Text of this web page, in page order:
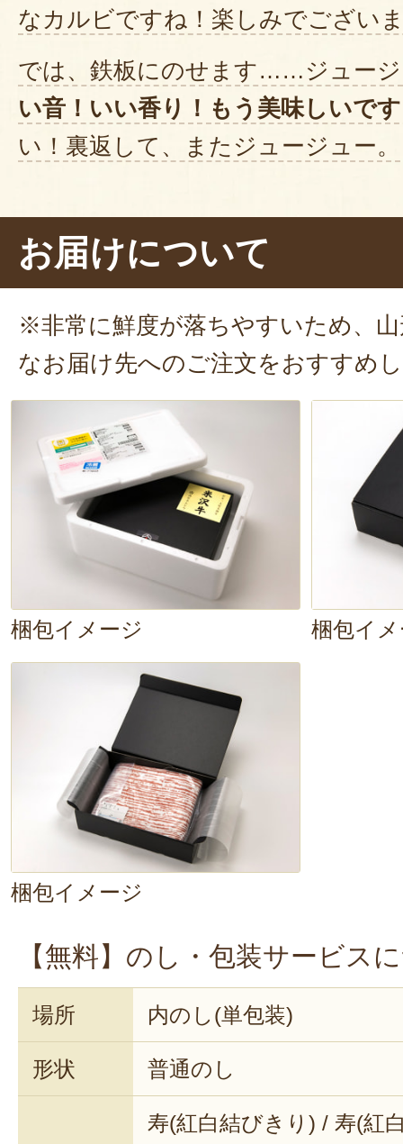
なカルビですね！楽しみでござい
では、鉄板にのせます……ジュー
い音！いい香り！もう美味しいです
い！裏返して、またジュージュー。
は、いただきます。パク。うーん
くて、ジューシーですね。分厚く
点。 旨味が濃厚！噛むたびに、肉
さすが米沢牛……参りました！
お届けについて
※非常に鮮度が落ちやすいため、
なお届け先へのご注文をおすすめ
梱包イメージ 梱包イ
梱包イメージ
【無料】のし・包装サービス
場所 内のし(単包装)
形状 普通のし
寿(紅白結びきり) / 寿(紅